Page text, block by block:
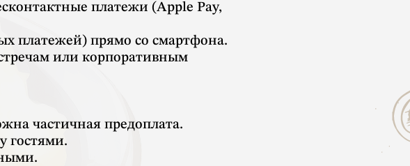
платежи (Apple Pay,
платежей) прямо со смартфона.
или корпоративным
частичная предоплата.
гостями.